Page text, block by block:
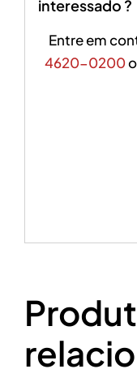
interessado ?
Entre em
4620-0200